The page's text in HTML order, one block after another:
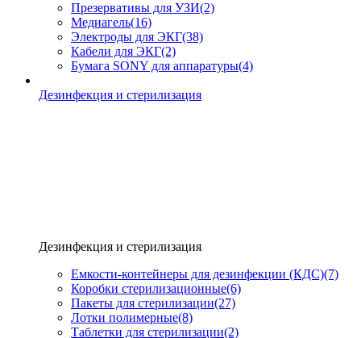
Презервативы для УЗИ(2)
Медиагель(16)
Электроды для ЭКГ(38)
Кабели для ЭКГ(2)
Бумага SONY для аппаратуры(4)
Дезинфекция и стерилизация
Дезинфекция и стерилизация
Емкости-контейнеры для дезинфекции (КДС)(7)
Коробки стерилизационные(6)
Пакеты для стерилизации(27)
Лотки полимерные(8)
Таблетки для стерилизации(2)